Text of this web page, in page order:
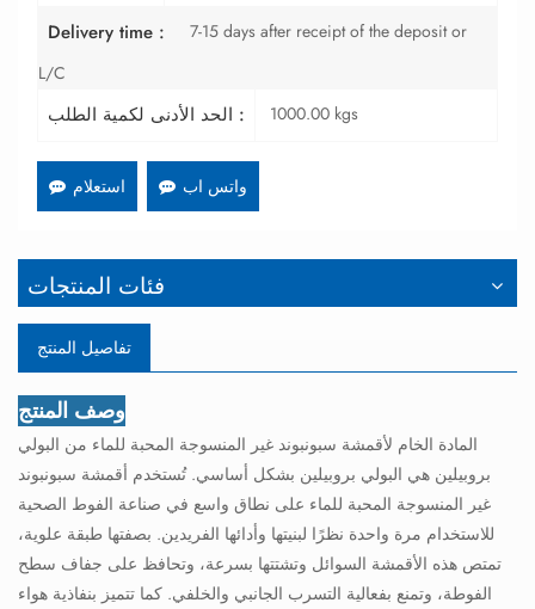
Delivery time :
7-15 days after receipt of the deposit or
L/C
الحد الأدنى لكمية الطلب : 1000.00 kgs
استعلام واتس اب
فئات المنتجات
تفاصيل المنتج
وصف المنتج
المادة الخام لأقمشة سبونبوند غير المنسوجة المحبة للماء من البولي
بروبيلين هي البولي بروبيلين بشكل أساسي. تُستخدم أقمشة سبونبوند
غير المنسوجة المحبة للماء على نطاق واسع في صناعة الفوط الصحية
للاستخدام مرة واحدة نظرًا لبنيتها وأدائها الفريدين. بصفتها طبقة علوية،
تمتص هذه الأقمشة السوائل وتشتتها بسرعة، وتحافظ على جفاف سطح
الفوطة، وتمنع بفعالية التسرب الجانبي والخلفي. كما تتميز بنفاذية هواء